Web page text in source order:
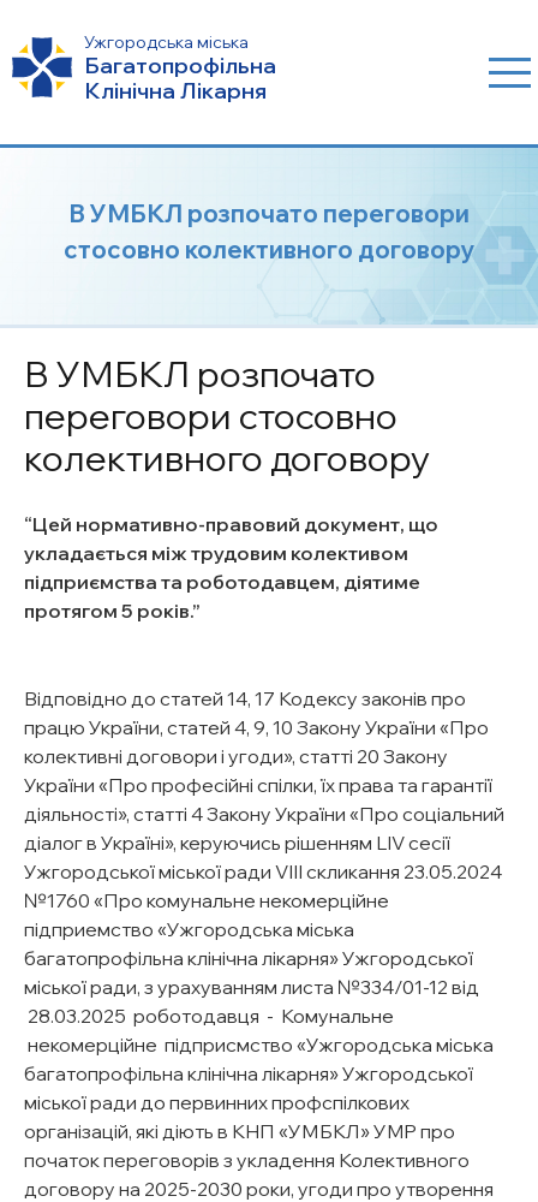
Ужгородська міська
Багатопрофільна
Клінічна Лікарня
В УМБКЛ розпочато переговори
стосовно колективного договору
В УМБКЛ розпочато
переговори стосовно
колективного договору
Цей нормативно-правовий документ, що
укладається між трудовим колективом
підприємства та роботодавцем, діятиме
протягом 5 років.
Відповідно до статей 14, 17 Кодексу законів про
працю України, статей 4, 9, 10 Закону України «Про
колективні договори i угоди», статті 20 Закону
України «Про професійні спілки, ïx права та гарантії
діяльності», статті 4 Закону України «Пpo соціальний
діалог в Україні», керуючись рішенням LIV ceciï
Ужгородської міської ради VIII скликання 23.05.2024
№1760 «Про комунальне некомерційне
підприемство «Ужгородська міська
багатопрофільна клінічна лікарня» Ужгородської
міської ради, з урахуванням листа №334/01-12 від
28.03.2025 роботодавця - Комунальне
некомерційне підприсмство «Ужгородська міська
багатопрофільна клінічна лікарня» Ужгородської
міської ради до первинних профспілкових
організацій, які діють в KHП «УМБКЛ» УMP про
початок переговорів з укладення Колективного
договору на 2025-2030 роки, угоди про утворення